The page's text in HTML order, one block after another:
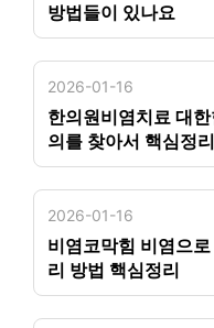
방법들이 있나요
2026-01-16
한의원비염치료 대
의를 찾아서 핵심정리
2026-01-16
비염코막힘 비염으
리 방법 핵심정리